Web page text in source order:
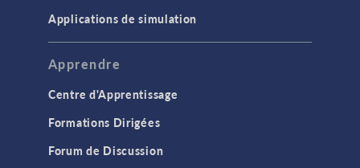
Applications de simulation
Apprendre
Centre d'Apprentissage
Formations Dirigées
Forum de Discussion